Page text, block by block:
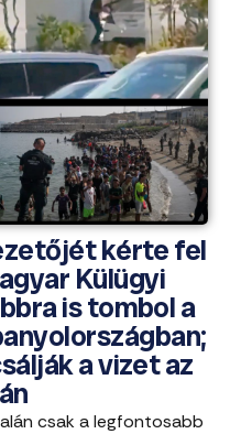
kérte fel
Külügyi
is tombol a
a vizet az
csak a legfontosabb